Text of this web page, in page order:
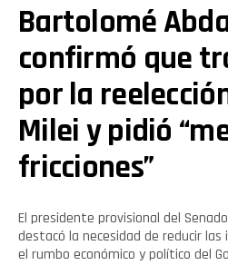
Bartolomé
confirmó que
por la
Milei y pidió
fricciones”
El presidente provisional del
destacó la necesidad de reducir
el rumbo económico y político del